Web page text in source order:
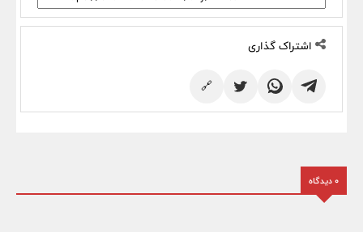
اشتراک گذاری
🔗
0 دیدگاه